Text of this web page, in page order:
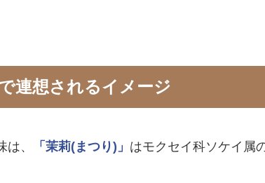
連想されるイメージ
は、 「茉莉(まつり)」 はモクセイ科ソケイ属